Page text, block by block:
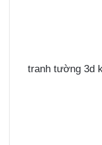
tranh tường 3d